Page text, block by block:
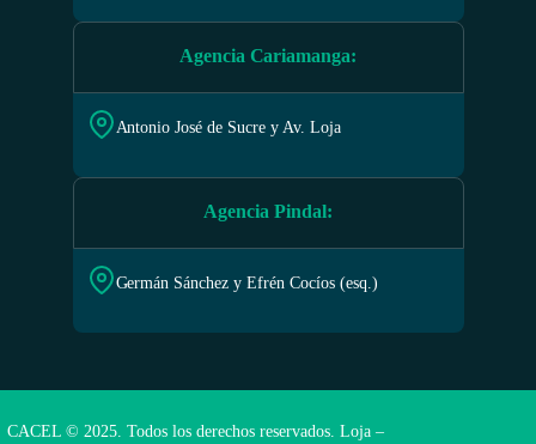
CACEL © 2025. Todos los derechos reservados. Loja –
Agencia Cariamanga:
Antonio José de Sucre y Av. Loja
Agencia Pindal:
Germán Sánchez y Efrén Cocíos (esq.)